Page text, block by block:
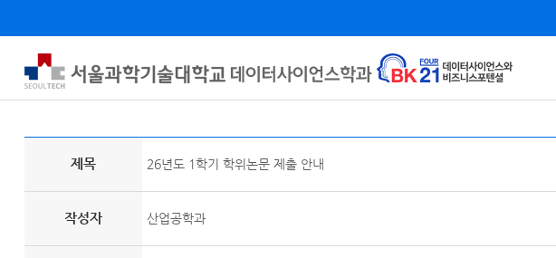
제목 26년도 1학기 학위논문 제출 안내
작성자 산업공학과